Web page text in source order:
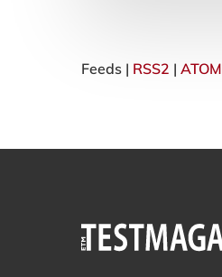
Feeds | RSS2 | ATOM